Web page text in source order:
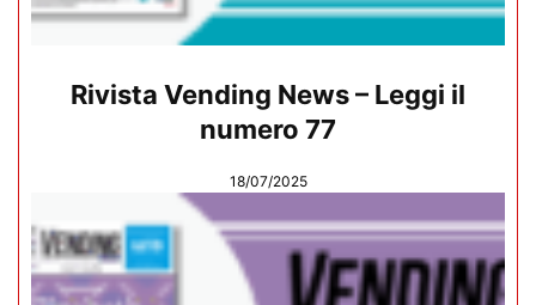
Rivista Vending News – Leggi il
numero 77
18/07/2025